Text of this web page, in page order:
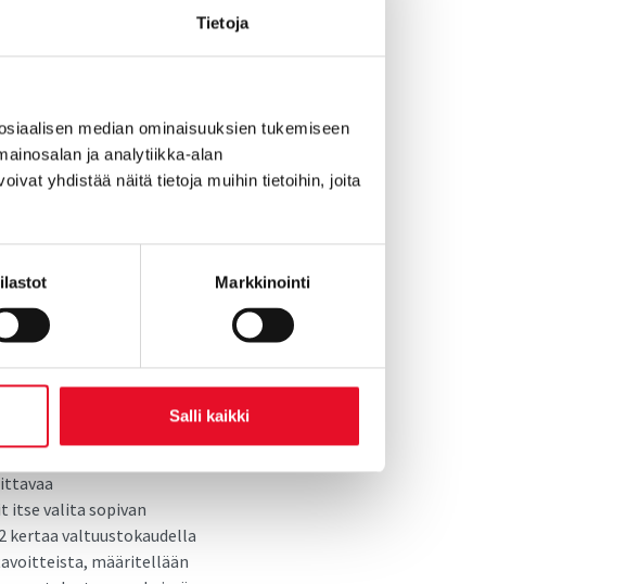
Tietoja
median ominaisuuksien tukemiseen
ja analytiikka-alan
yhdistää näitä tietoja muihin tietoihin, joita
Markkinointi
Salli kaikki
ajatuksista.
toiminnan
ja
itse valita sopivan
kertaa valtuustokaudella
määritellään